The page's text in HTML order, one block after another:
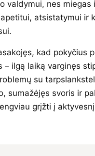
valdymui, nes miegas
atsistatymui ir
kad pokyčius
– ilgą laiką varginęs
su
sumažėjęs svoris ir
grįžti į